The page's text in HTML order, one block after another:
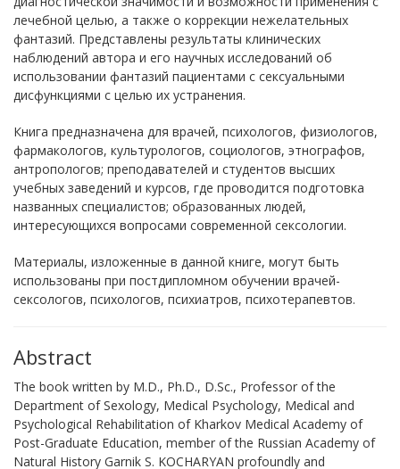
лечебной целью, а также о коррекции нежелательных
фантазий. Представлены результаты клинических
наблюдений автора и его научных исследований об
использовании фантазий пациентами с сексуальными
дисфункциями с целью их устранения.
Книга предназначена для врачей, психологов, физиологов,
фармакологов, культурологов, социологов, этнографов,
антропологов; преподавателей и студентов высших
учебных заведений и курсов, где проводится подготовка
названных специалистов; образованных людей,
интересующихся вопросами современной сексологии.
Материалы, изложенные в данной книге, могут быть
использованы при постдипломном обучении врачей-
сексологов, психологов, психиатров, психотерапевтов.
Abstract
The book written by M.D., Ph.D., D.Sc., Professor of the
Department of Sexology, Medical Psychology, Medical and
Psychological Rehabilitation of Kharkov Medical Academy of
Post-Graduate Education, member of the Russian Academy of
Natural History Garnik S. KOCHARYAN profoundly and